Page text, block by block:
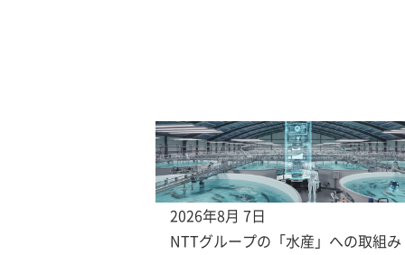
2026年8月 7日
NTTグループの「水産」への取組み